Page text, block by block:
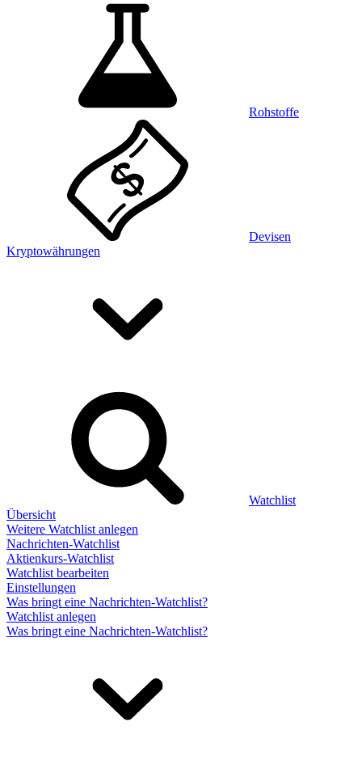
Rohstoffe
Devisen
Kryptowährungen
Watchlist
Übersicht
Weitere Watchlist anlegen
Nachrichten-Watchlist
Aktienkurs-Watchlist
Watchlist bearbeiten
Einstellungen
Was bringt eine Nachrichten-Watchlist?
Watchlist anlegen
Was bringt eine Nachrichten-Watchlist?